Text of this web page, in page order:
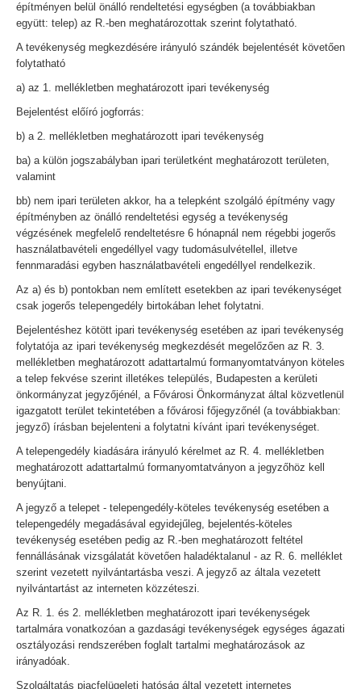
építményen belül önálló rendeltetési egységben (a továbbiakban
együtt: telep) az R.-ben meghatározottak szerint folytatható.
A tevékenység megkezdésére irányuló szándék bejelentését követően
folytatható
a) az 1. mellékletben meghatározott ipari tevékenység
Bejelentést előíró jogforrás:
b) a 2. mellékletben meghatározott ipari tevékenység
ba) a külön jogszabályban ipari területként meghatározott területen,
valamint
bb) nem ipari területen akkor, ha a telepként szolgáló építmény vagy
építményben az önálló rendeltetési egység a tevékenység
végzésének megfelelő rendeltetésre 6 hónapnál nem régebbi jogerős
használatbavételi engedéllyel vagy tudomásulvétellel, illetve
fennmaradási egyben használatbavételi engedéllyel rendelkezik.
Az a) és b) pontokban nem említett esetekben az ipari tevékenységet
csak jogerős telepengedély birtokában lehet folytatni.
Bejelentéshez kötött ipari tevékenység esetében az ipari tevékenység
folytatója az ipari tevékenység megkezdését megelőzően az R. 3.
mellékletben meghatározott adattartalmú formanyomtatványon köteles
a telep fekvése szerint illetékes település, Budapesten a kerületi
önkormányzat jegyzőjénél, a Fővárosi Önkormányzat által közvetlenül
igazgatott terület tekintetében a fővárosi főjegyzőnél (a továbbiakban:
jegyző) írásban bejelenteni a folytatni kívánt ipari tevékenységet.
A telepengedély kiadására irányuló kérelmet az R. 4. mellékletben
meghatározott adattartalmú formanyomtatványon a jegyzőhöz kell
benyújtani.
A jegyző a telepet - telepengedély-köteles tevékenység esetében a
telepengedély megadásával egyidejűleg, bejelentés-köteles
tevékenység esetében pedig az R.-ben meghatározott feltétel
fennállásának vizsgálatát követően haladéktalanul - az R. 6. melléklet
szerint vezetett nyilvántartásba veszi. A jegyző az általa vezetett
nyilvántartást az interneten közzéteszi.
Az R. 1. és 2. mellékletben meghatározott ipari tevékenységek
tartalmára vonatkozóan a gazdasági tevékenységek egységes ágazati
osztályozási rendszerében foglalt tartalmi meghatározások az
irányadóak.
Szolgáltatás piacfelügeleti hatóság által vezetett internetes